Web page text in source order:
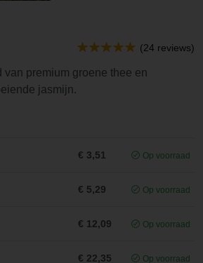
(24 reviews)
premium groene thee en
jasmijn.
€ 3,51 Op voorraad
€ 5,29 Op voorraad
€ 12,09 Op voorraad
€ 22,35 Op voorraad